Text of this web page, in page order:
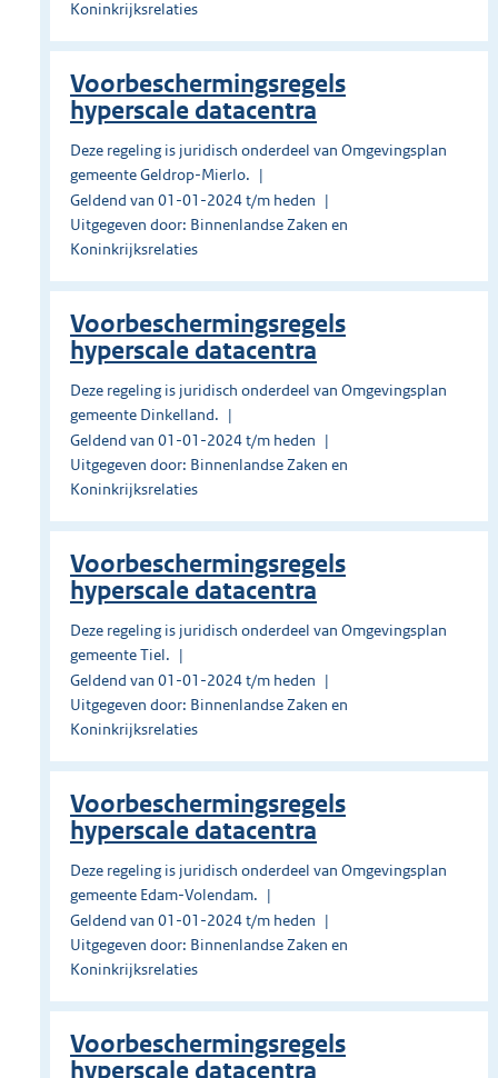
Koninkrijksrelaties
Voorbeschermingsregels
hyperscale datacentra
Deze regeling is juridisch onderdeel van Omgevingsplan
gemeente Geldrop-Mierlo.
Geldend van 01-01-2024 t/m heden
Uitgegeven door: Binnenlandse Zaken en
Koninkrijksrelaties
Voorbeschermingsregels
hyperscale datacentra
Deze regeling is juridisch onderdeel van Omgevingsplan
gemeente Dinkelland.
Geldend van 01-01-2024 t/m heden
Uitgegeven door: Binnenlandse Zaken en
Koninkrijksrelaties
Voorbeschermingsregels
hyperscale datacentra
Deze regeling is juridisch onderdeel van Omgevingsplan
gemeente Tiel.
Geldend van 01-01-2024 t/m heden
Uitgegeven door: Binnenlandse Zaken en
Koninkrijksrelaties
Voorbeschermingsregels
hyperscale datacentra
Deze regeling is juridisch onderdeel van Omgevingsplan
gemeente Edam-Volendam.
Geldend van 01-01-2024 t/m heden
Uitgegeven door: Binnenlandse Zaken en
Koninkrijksrelaties
Voorbeschermingsregels
hyperscale datacentra